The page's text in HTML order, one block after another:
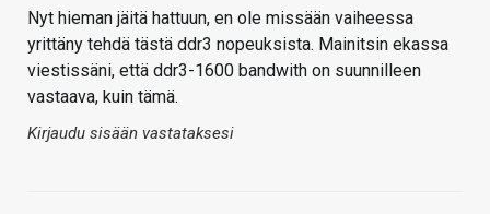
Nyt hieman jäitä hattuun, en ole missään vaiheessa
yrittäny tehdä tästä ddr3 nopeuksista. Mainitsin ekassa
viestissäni, että ddr3-1600 bandwith on suunnilleen
vastaava, kuin tämä.
Kirjaudu sisään vastataksesi